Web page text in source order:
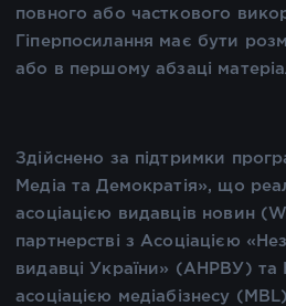
повного або часткового
Гіперпосилання має бути
або в першому абзаці
Здійснено за підтримки
Медіа та Демократія», що
асоціацією видавців новин
партнерстві з Асоціацією
видавці України» (АНРВУ) та
асоціацією медіабізнесу